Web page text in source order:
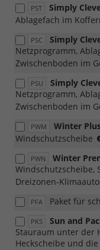
PST Simply
Ablagefach im
PSC
Simply
Netzprogramm,
Zwischenboden im
PSU
Simply
Netzprogramm,
Zwischenboden im
PWM Winter
Windschutzscheibe
PWN Winter
Windschutzscheibe,
Dreizonen-
PFA Paket für
PKS
Sun and
Stauraum unter der
Heckscheibe und